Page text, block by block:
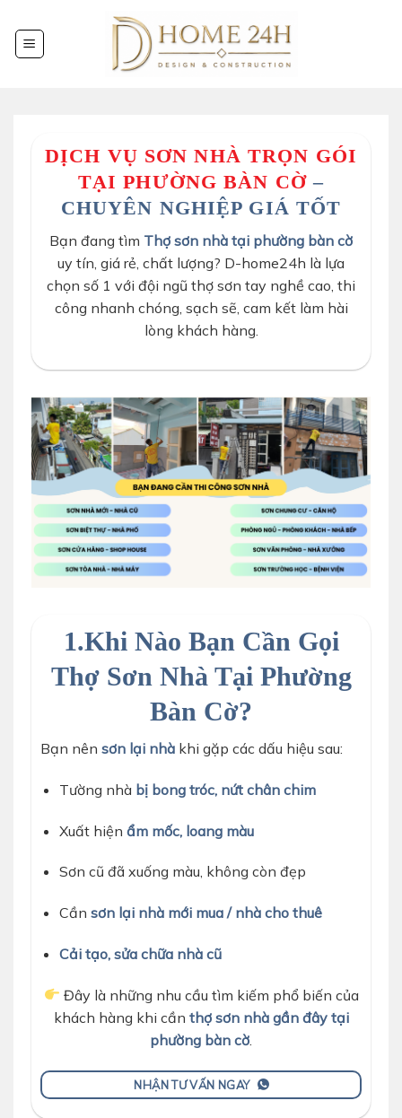
đến
nội
DỊCH VỤ SƠN NHÀ TRỌN GÓI
TẠI PHƯỜNG BÀN CỜ–
CHUYÊN NGHIỆP GIÁ TỐT
Bạn đang tìm Thợ sơn nhà tại phường bàn cờ
uy tín, giá rẻ, chất lượng? D-home24h là lựa
chọn số 1 với đội ngũ thợ sơn tay nghề cao, thi
công nhanh chóng, sạch sẽ, cam kết làm hài
lòng khách hàng.
1.Khi Nào Bạn Cần Gọi
Thợ Sơn Nhà Tại Phường
Bàn Cờ?
Bạn nên sơn lại nhà khi gặp các dấu hiệu sau:
Tường nhà bị bong tróc, nứt chân chim
Xuất hiện ẩm mốc, loang màu
Sơn cũ đã xuống màu, không còn đẹp
Cần sơn lại nhà mới mua / nhà cho thuê
Cải tạo, sửa chữa nhà cũ
Đây là những nhu cầu tìm kiếm phổ biến của
khách hàng khi cần thợ sơn nhà gần đây tại
phường bàn cờ
NHẬN TƯ VẤN NGAY